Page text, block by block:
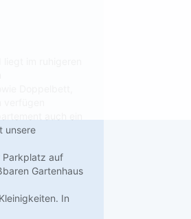
unsere
Parkplatz auf
Gartenhaus
In